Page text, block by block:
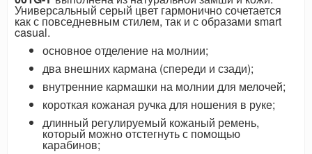
Универсальный серый цвет гармонично сочетается
как с повседневным стилем, так и с образами smart
casual.
основное отделение на молнии;
два внешних кармана (спереди и сзади);
внутренние кармашки на молнии для мелочей;
короткая кожаная ручка для ношения в руке;
длинный регулируемый кожаный ремень,
который можно отстегнуть с помощью
карабинов;